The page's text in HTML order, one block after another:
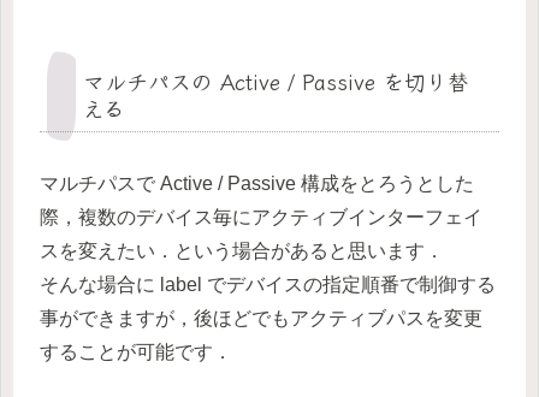
マルチパスの Active / Passive を切り替
える
マルチパスで Active / Passive 構成をとろうとした
際，複数のデバイス毎にアクティブインターフェイ
スを変えたい．という場合があると思います．
そんな場合に label でデバイスの指定順番で制御する
事ができますが，後ほどでもアクティブパスを変更
することが可能です．